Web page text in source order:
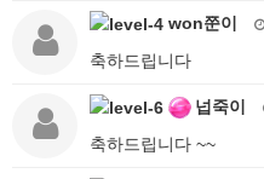
won쭌이
축하드립니다
넙죽이
축하드립니다 ~~